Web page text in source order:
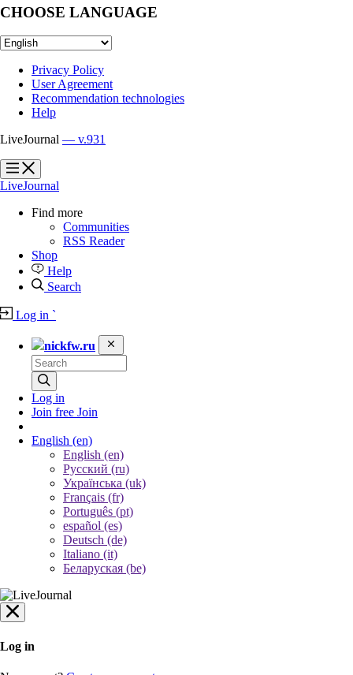
CHOOSE LANGUAGE
Privacy Policy
User Agreement
Recommendation technologies
Help
LiveJournal — v.931
?
?
LiveJournal
Find more
Communities
RSS Reader
Shop
Help
Search
Log in `
nickfw.ru
Log in
Join free Join
English (en)
English (en)
Русский (ru)
Українська (uk)
Français (fr)
Português (pt)
español (es)
Deutsch (de)
Italiano (it)
Беларуская (be)
Log in